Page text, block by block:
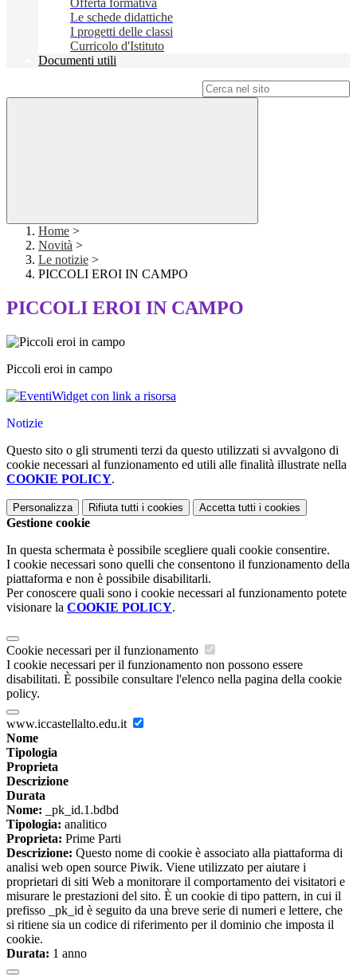
Offerta formativa
Le schede didattiche
I progetti delle classi
Curricolo d'Istituto
Documenti utili
Home >
Novità >
Le notizie >
PICCOLI EROI IN CAMPO
PICCOLI EROI IN CAMPO
Piccoli eroi in campo
Widget con link a risorsa
Notizie
Questo sito o gli strumenti terzi da questo utilizzati si avvalgono di
cookie necessari al funzionamento ed utili alle finalità illustrate nella
COOKIE POLICY.
Personalizza Rifiuta tutti i cookies Accetta tutti i cookies
Gestione cookie
In questa schermata è possibile scegliere quali cookie consentire.
I cookie necessari sono quelli che consentono il funzionamento della
piattaforma e non è possibile disabilitarli.
Per conoscere quali sono i cookie necessari al funzionamento potete
visionare la COOKIE POLICY.
Cookie necessari per il funzionamento
I cookie necessari per il funzionamento non possono essere
disabilitati. È possibile consultare l'elenco nella pagina della cookie
policy.
www.iccastellalto.edu.it
Nome
Tipologia
Proprieta
Descrizione
Durata
Nome: _pk_id.1.bdbd
Tipologia: analitico
Proprieta: Prime Parti
Descrizione: Questo nome di cookie è associato alla piattaforma di
analisi web open source Piwik. Viene utilizzato per aiutare i
proprietari di siti Web a monitorare il comportamento dei visitatori e
misurare le prestazioni del sito. È un cookie di tipo pattern, in cui il
prefisso _pk_id è seguito da una breve serie di numeri e lettere, che
si ritiene sia un codice di riferimento per il dominio che imposta il
cookie.
Durata: 1 anno